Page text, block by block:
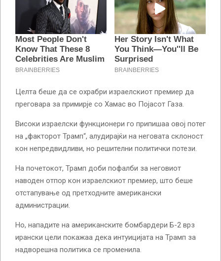
Целта беше да се охрабри израелскиот премиер да
преговара за примирје со Хамас во Појасот Газа.
Високи израелски функционери го припишаа овој потег
на „факторот Трамп“, алудирајќи на неговата склоност
кон непредвидливи, но решителни политички потези.
На почетокот, Трамп доби пофалби за неговиот
наводен отпор кон израелскиот премиер, што беше
отстапување од претходните американски
администрации.
Но, нападите на американските бомбардери Б-2 врз
ирански цели покажаа дека интуицијата на Трамп за
надворешна политика се променила.